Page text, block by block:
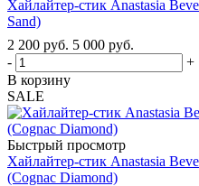
Хайлайтер-стик Anastasia
Sand)
2 200 руб. 5 000 руб.
-
+
В корзину
SALE
Быстрый просмотр
Хайлайтер-стик Anastasia
(Cognac Diamond)